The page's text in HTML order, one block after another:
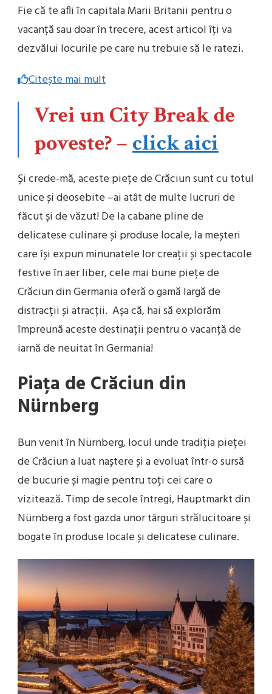
Fie că te afli în capitala Marii Britanii pentru o
vacanță sau doar în trecere, acest articol îți va
dezvălui locurile pe care nu trebuie să le ratezi.
Citește mai mult
Vrei un City Break de
poveste?–click aici
Și crede-mă, aceste piețe de Crăciun sunt cu totul
unice și deosebite –ai atât de multe lucruri de
făcut și de văzut! De la cabane pline de
delicatese culinare și produse locale, la meșteri
care își expun minunatele lor creații și spectacole
festive în aer liber, cele mai bune piețe de
Crăciun din Germania oferă o gamă largă de
distracții și atracții. Așa că, hai să explorăm
împreună aceste destinații pentru o vacanță de
iarnă de neuitat în Germania!
Piața de Crăciun din
Nürnberg
Bun venit în Nürnberg, locul unde tradiția pieței
de Crăciun a luat naștere și a evoluat într-o sursă
de bucurie și magie pentru toți cei care o
vizitează. Timp de secole întregi, Hauptmarkt din
Nürnberg a fost gazda unor târguri strălucitoare și
bogate în produse locale și delicatese culinare.